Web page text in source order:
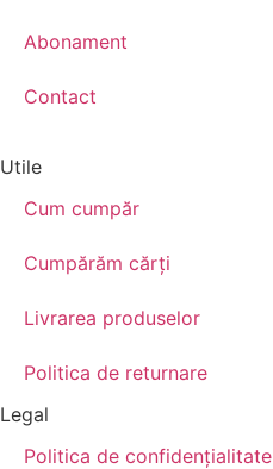
Abonament
Contact
Utile
Cum cumpăr
Cumpărăm cărţi
Livrarea produselor
Politica de returnare
Legal
Politica de confidenţialitate